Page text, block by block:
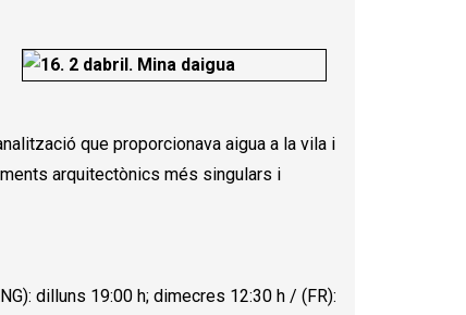
que proporcionava aigua a la vila i
arquitectònics més singulars i
dilluns 19:00 h; dimecres 12:30 h / (FR):